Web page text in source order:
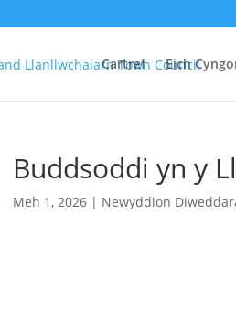
Cartref Eich
Buddsoddi yn y
Meh 1, 2026 | Newyddion